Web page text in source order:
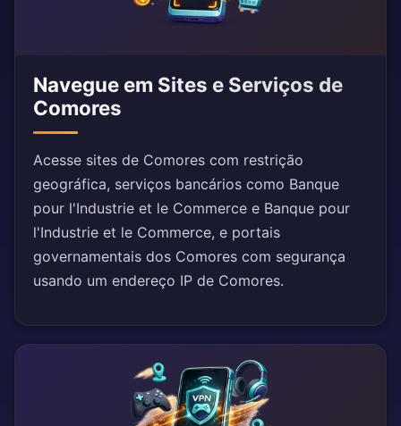
Navegue em Sites e Serviços de
Comores
Acesse sites de Comores com restrição
geográfica, serviços bancários como Banque
pour l'Industrie et le Commerce e Banque pour
l'Industrie et le Commerce, e portais
governamentais dos Comores com segurança
usando um endereço IP de Comores.